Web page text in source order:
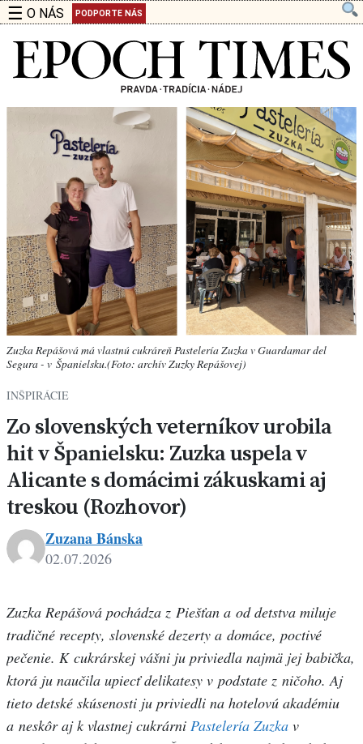
☰ O NÁS PODPORTE NÁS
Zuzka Repášová má vlastnú cukráreň Pastelería Zuzka v Guardamar del
Segura - v Španielsku.(Foto: archív Zuzky Repášovej)
INŠPIRÁCIE
Zo slovenských veterníkov urobila
hit v Španielsku: Zuzka uspela v
Alicante s domácimi zákuskami aj
treskou (Rozhovor)
Zuzana Bánska
02.07.2026
Zuzka Repášová pochádza z Piešťan a od detstva miluje
tradičné recepty, slovenské dezerty a domáce, poctivé
pečenie. K cukrárskej vášni ju priviedla najmä jej babička,
ktorá ju naučila upiecť delikatesy v podstate z ničoho. Aj
tieto detské skúsenosti ju priviedli na hotelovú akadémiu
a neskôr aj k vlastnej cukrárni Pastelería Zuzka v